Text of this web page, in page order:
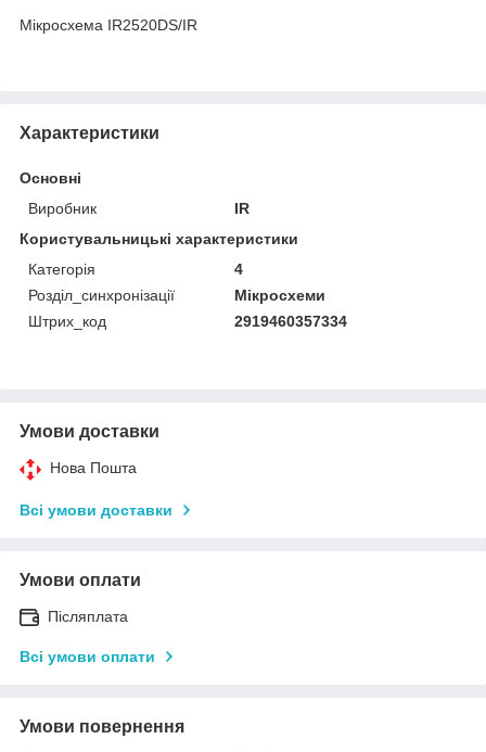
Мікросхема IR2520DS/IR
Характеристики
Основні
Виробник
IR
Користувальницькі характеристики
Категорія
4
Розділ_синхронізації
Мікросхеми
Штрих_код
2919460357334
Умови доставки
Нова Пошта
Всі умови доставки
Умови оплати
Післяплата
Всі умови оплати
Умови повернення